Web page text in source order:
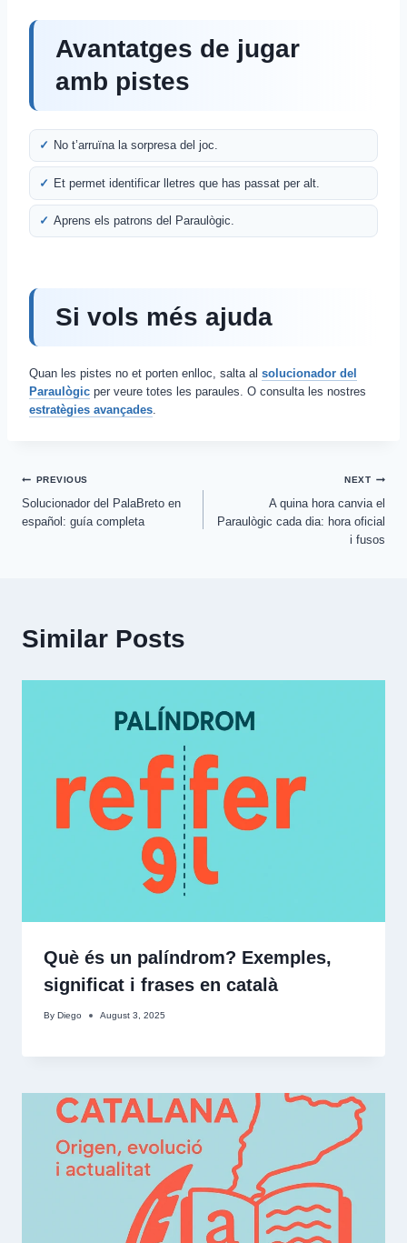
Avantatges de jugar
amb pistes
No t’arruïna la sorpresa del joc.
Et permet identificar lletres que has passat per alt.
Aprens els patrons del Paraulògic.
Si vols més ajuda
Quan les pistes no et porten enlloc, salta al solucionador del
Paraulògic per veure totes les paraules. O consulta les nostres
estratègies avançades
Post
navigation
PREVIOUS
Solucionador del PalaBreto en
español: guía completa
NEXT
A quina hora canvia el
Paraulògic cada dia: hora oficial
i fusos
Similar Posts
Què és un palíndrom? Exemples,
significat i frases en català
By Diego August 3, 2025